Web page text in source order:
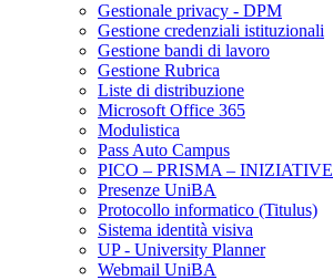
Gestionale privacy - DPM
Gestione credenziali istituzionali
Gestione bandi di lavoro
Gestione Rubrica
Liste di distribuzione
Microsoft Office 365
Modulistica
Pass Auto Campus
PICO – PRISMA – INIZIATIVE
Presenze UniBA
Protocollo informatico (Titulus)
Sistema identità visiva
UP - University Planner
Webmail UniBA